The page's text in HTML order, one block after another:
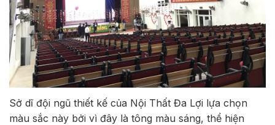
Sở dĩ đội ngũ thiết kế của Nội Thất Đa Lợi lựa chọn
màu sắc này bởi vì đây là tông màu sáng, thể hiện